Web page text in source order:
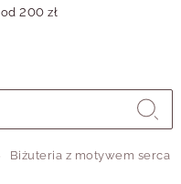
od 200 zł
Biżuteria z motywem serca